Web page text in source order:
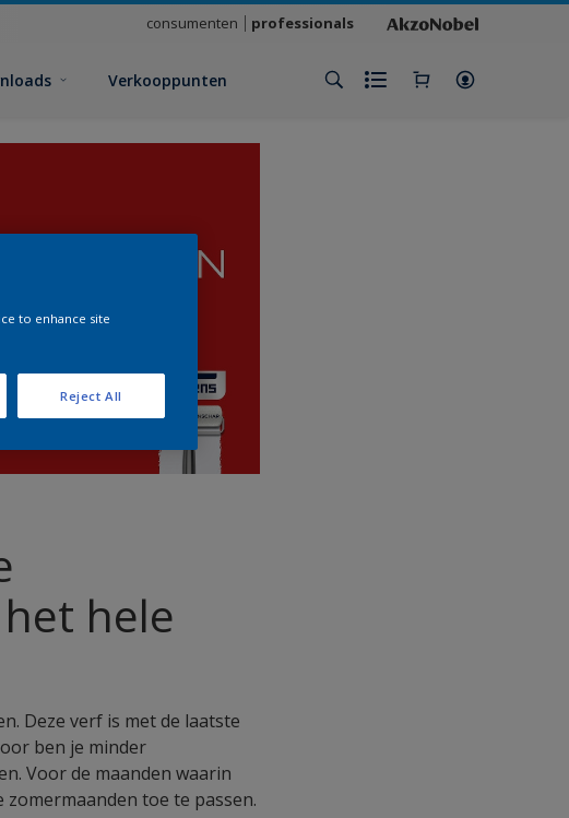
consumenten professionals
Verkooppunten
hele
Deze verf is met de laatste
ben je minder
Voor de maanden waarin
toe te passen.
to enhance site
Reject All